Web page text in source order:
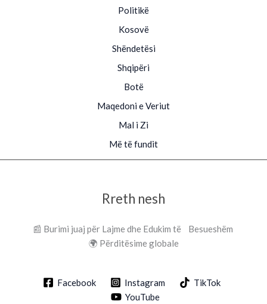
Politikë
Kosovë
Shëndetësi
Shqipëri
Botë
Maqedoni e Veriut
Mal i Zi
Më të fundit
Rreth nesh
📰 Burimi juaj për Lajme dhe Edukim të Besueshëm
🌍 Përditësime globale
Facebook Instagram
TikTok
YouTube